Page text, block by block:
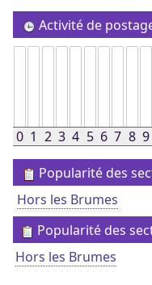
Activité de
0 1 2 3 4 5 6 7 8 9
Popularité des
Hors les Brumes
Popularité des
Hors les Brumes